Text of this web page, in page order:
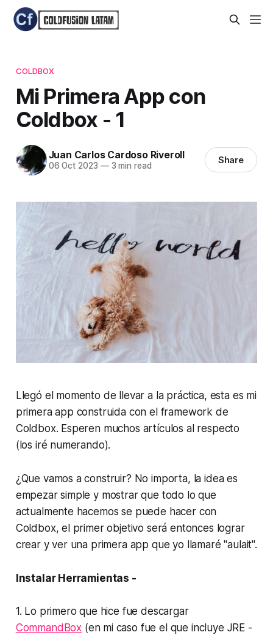
COLDBOX
Mi Primera App con
Coldbox - 1
Juan Carlos Cardoso Riveroll
06 Oct 2023 —3 min read Share
Llegó el momento de llevar a la práctica, esta es mi
primera app construida con el framework de
Coldbox. Esperen muchos artículos al respecto
(los iré numerando).
¿Que vamos a construir? No importa, la idea es
empezar simple y mostrar que todo lo que
actualmente hacemos se puede hacer con
Coldbox, el primer objetivo será entonces lograr
crear y ver una primera app que yo llamaré "aulait".
Instalar Herramientas -
1. Lo primero que hice fue descargar
CommandBox (en mi caso fue el que incluye JRE -